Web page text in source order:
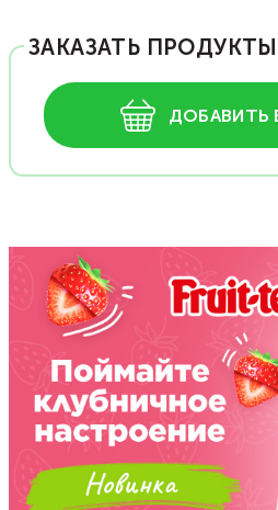
ЗАКАЗАТЬ ПРОДУКТЫ
ДОБАВИТЬ